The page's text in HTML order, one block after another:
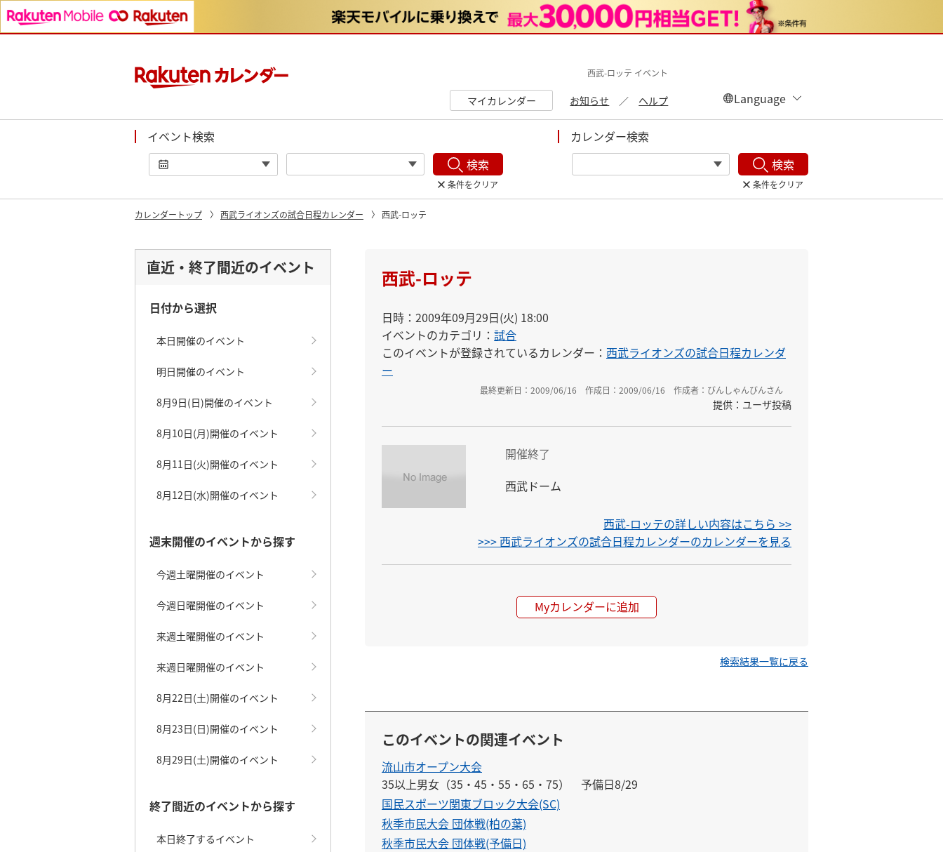
西武-ロッテ イベント
マイカレンダー お知らせ ヘルプ
イベント検索
検索
条件をクリア
カレンダー検索
検索
条件をクリア
カレンダートップ 西武ライオンズの試合日程カレンダー 西武-ロッテ
直近・終了間近のイベント
日付から選択
本日開催のイベント
明日開催のイベント
8月9日(日)開催のイベント
8月10日(月)開催のイベント
8月11日(火)開催のイベント
8月12日(水)開催のイベント
週末開催のイベントから探す
今週土曜開催のイベント
今週日曜開催のイベント
来週土曜開催のイベント
来週日曜開催のイベント
8月22日(土)開催のイベント
8月23日(日)開催のイベント
8月29日(土)開催のイベント
終了間近のイベントから探す
本日終了するイベント
西武-ロッテ
日時：2009年09月29日(火) 18:00
イベントのカテゴリ： 試合
このイベントが登録されているカレンダー： 西武ライオンズの試合日程カレンダ
ー
最終更新日：2009/06/16 作成日：2009/06/16 作成者：びんしゃんびんさん
提供：ユーザ投稿
開催終了
西武ドーム
西武-ロッテの詳しい内容はこちら >>
>>> 西武ライオンズの試合日程カレンダーのカレンダーを見る
Myカレンダーに追加
検索結果一覧に戻る
このイベントの関連イベント
流山市オープン大会
35以上男女（35・45・55・65・75）　予備日8/29
国民スポーツ関東ブロック大会(SC)
秋季市民大会 団体戦(柏の葉)
秋季市民大会 団体戦(予備日)